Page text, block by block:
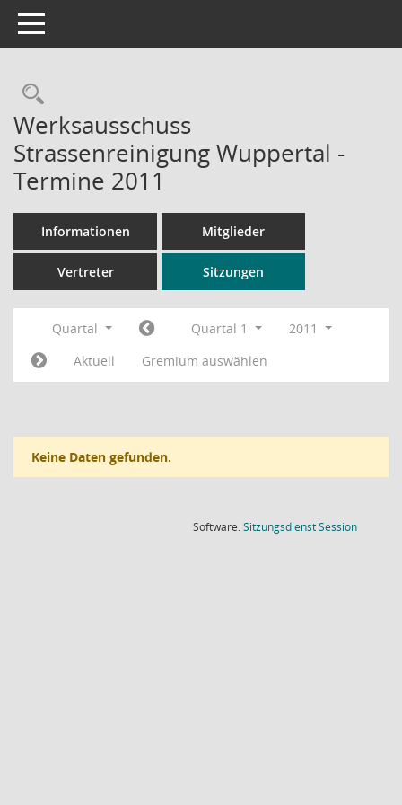
Toggle navigation
Rechercheauswahl
Werksausschuss
Strassenreinigung Wuppertal -
Termine 2011
Informationen Mitglieder
Vertreter Sitzungen
Quartal Quartal 1
2011
Aktuell
Gremium auswählen
Keine Daten gefunden.
Software:SitzungsdienstSession(Wird in